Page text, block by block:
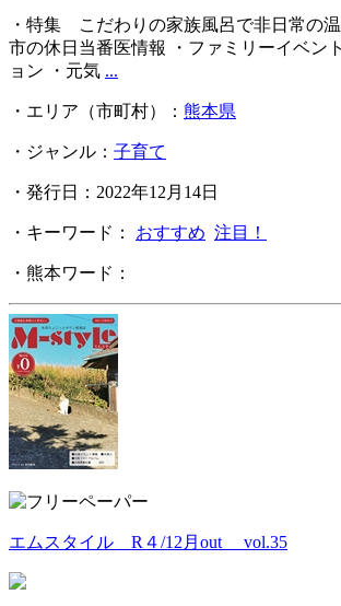
・特集 こだわりの家族風呂で非日常の
市の休日当番医情報 ・ファミリーイベン
ョン ・元気 ...
・エリア（市町村）： 熊本県
・ジャンル： 子育て
・発行日：2022年12月14日
・キーワード： おすすめ 注目！
・熊本ワード：
エムスタイル R４/12月out vol.35